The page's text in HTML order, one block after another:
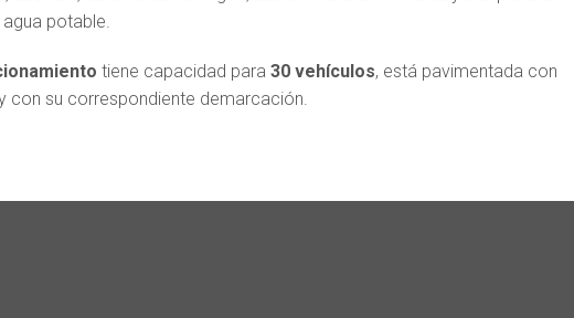
potable.
tiene capacidad para 30 vehículos, está pavimentada con
con su correspondiente demarcación.